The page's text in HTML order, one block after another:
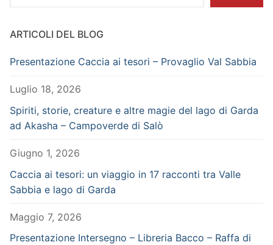
ARTICOLI DEL BLOG
Presentazione Caccia ai tesori – Provaglio Val Sabbia
Luglio 18, 2026
Spiriti, storie, creature e altre magie del lago di Garda
ad Akasha – Campoverde di Salò
Giugno 1, 2026
Caccia ai tesori: un viaggio in 17 racconti tra Valle
Sabbia e lago di Garda
Maggio 7, 2026
Presentazione Intersegno – Libreria Bacco – Raffa di